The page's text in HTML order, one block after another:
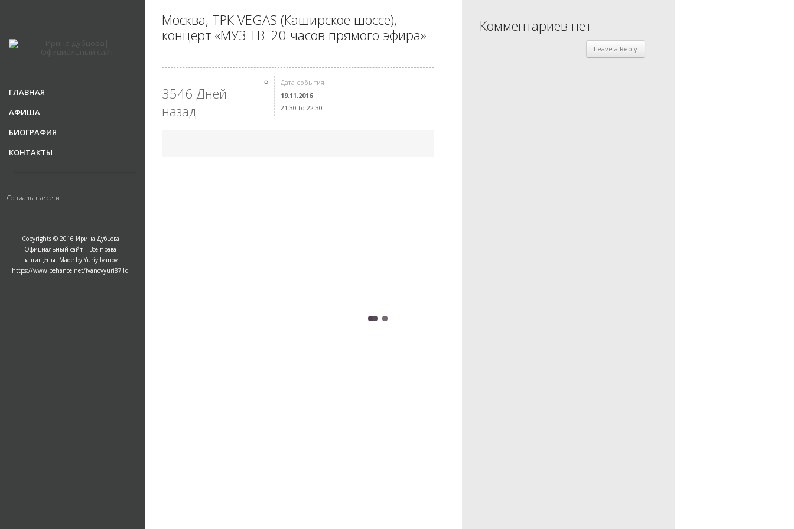
ГЛАВНАЯ
АФИША
БИОГРАФИЯ
КОНТАКТЫ
Социальные сети:
Copyrights © 2016 Ирина Дубцова
Официальный сайт | Все права
защищены. Made by Yuriy Ivanov
https://www.behance.net/ivanovyuri871d
Москва, ТРК VEGAS (Каширское шоссе),
концерт «МУЗ ТВ. 20 часов прямого эфира»
3546 Дней
назад
Дата события
19.11.2016
21:30 to 22:30
Комментариев нет
Leave a Reply